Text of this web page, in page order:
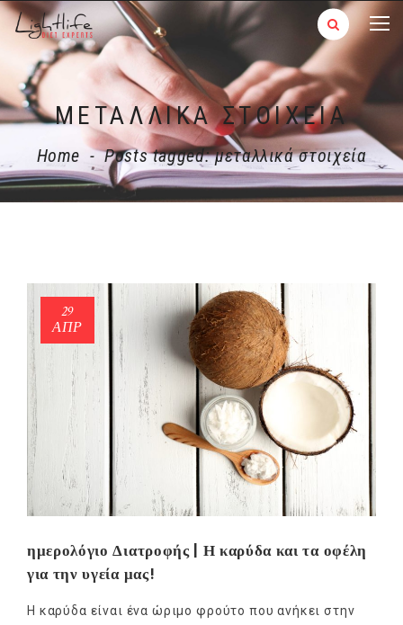
ΜΕΤΑΛΛΙΚΆ ΣΤΟΙΧΕΊΑ
Home - Posts tagged: μεταλλικά στοιχεία
29
ΑΠΡ
ημερολόγιο Διατροφής | Η καρύδα και τα οφέλη
για την υγεία μας!
Η καρύδα είναι ένα ώριμο φρούτο που ανήκει στην